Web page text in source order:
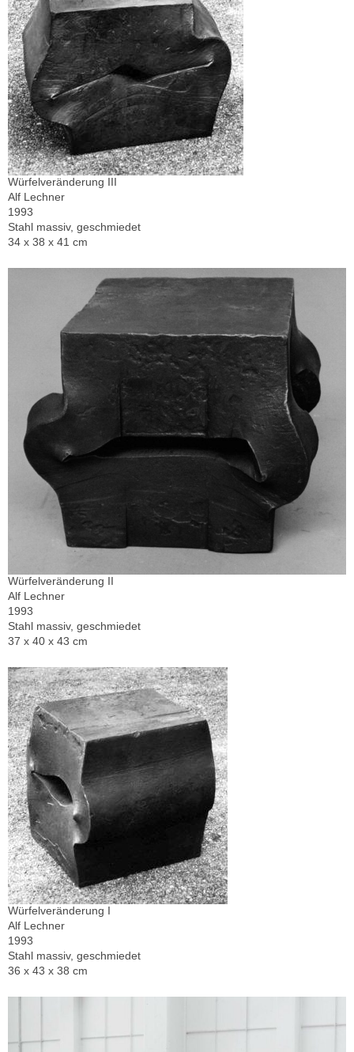
Würfelveränderung III
Alf Lechner
1993
Stahl massiv, geschmiedet
34 x 38 x 41 cm
Würfelveränderung II
Alf Lechner
1993
Stahl massiv, geschmiedet
37 x 40 x 43 cm
Würfelveränderung I
Alf Lechner
1993
Stahl massiv, geschmiedet
36 x 43 x 38 cm